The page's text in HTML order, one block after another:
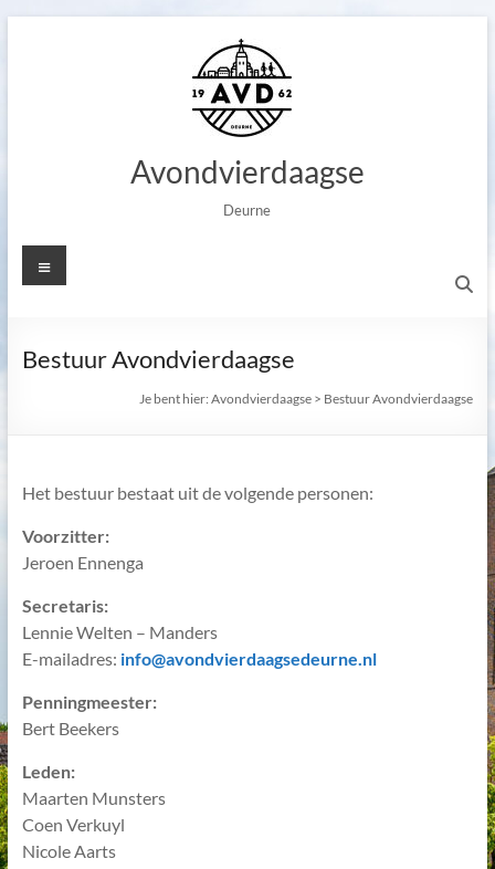
Avondvierdaagse
Deurne
Menu
Bestuur Avondvierdaagse
Je bent hier:Avondvierdaagse > Bestuur Avondvierdaagse
Het bestuur bestaat uit de volgende personen:
Voorzitter:
Jeroen Ennenga
Secretaris:
Lennie Welten – Manders
E-mailadres: info@avondvierdaagsedeurne.nl
Penningmeester:
Bert Beekers
Leden:
Maarten Munsters
Coen Verkuyl
Nicole Aarts